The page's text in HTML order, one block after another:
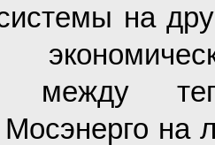
на
между
на